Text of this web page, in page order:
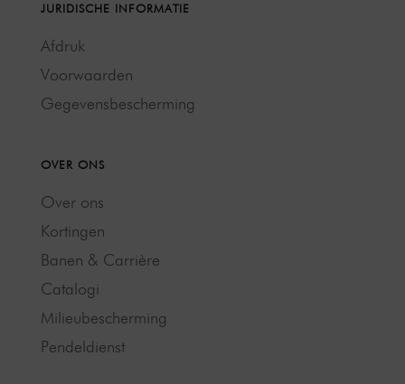
JURIDISCHE INFORMATIE
Afdruk
Voorwaarden
Gegevensbescherming
OVER ONS
Over ons
Kortingen
Banen & Carrière
Catalogi
Milieubescherming
Pendeldienst